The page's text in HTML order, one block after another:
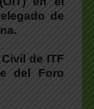
de
de ITF
del Foro